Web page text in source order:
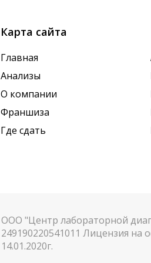
Карта сайта
Главная
Анализы
О компании
Франшиза
Где сдать
ООО "Центр лабораторной
249190220541011 Лицензия на
14.01.2020г.